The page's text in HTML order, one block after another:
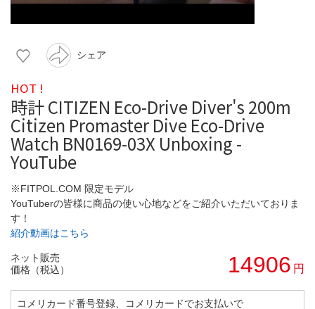
シェア
HOT !
時計 CITIZEN Eco-Drive Diver's 200m
Citizen Promaster Dive Eco-Drive
Watch BN0169-03X Unboxing -
YouTube
※FITPOL.COM 限定モデル
YouTuberの皆様に商品の使い心地などをご紹介いただいておりま
す！
紹介動画はこちら
ネット販売
価格（税込）
14906 円
コメリカード番号登録、コメリカードでお支払いで